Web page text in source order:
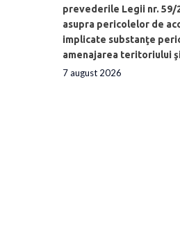
prevederile Legii nr.
asupra pericolelor de
implicate substanţe
amenajarea teritoriului
7 august 2026